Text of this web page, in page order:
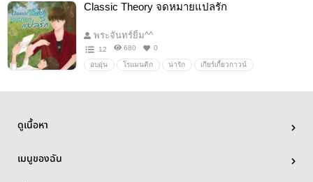
มหาวิทยาลัย น่ารัก หน้าหนาว
Classic Theory จดหมายแปลรัก
พระจันทร์ยิ้ม^^
12 680 0
อบอุ่น โรแมนติก น่ารัก เกียร์เกี้ยวกาวน์
ดูเนื้อหา
เมนูของฉัน